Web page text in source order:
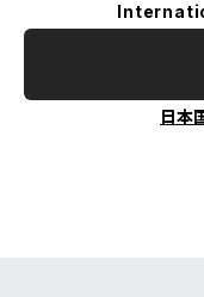
日本